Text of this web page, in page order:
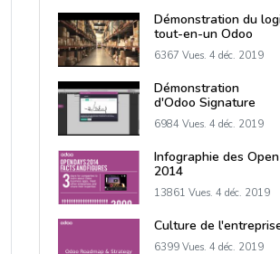
Démonstration du
tout-en-un Odoo
6367 Vues. 4 déc. 2019
Démonstration
d'Odoo Signature
6984 Vues. 4 déc. 2019
Infographie des
2014
13861 Vues. 4 déc. 2019
Culture de
6399 Vues. 4 déc. 2019